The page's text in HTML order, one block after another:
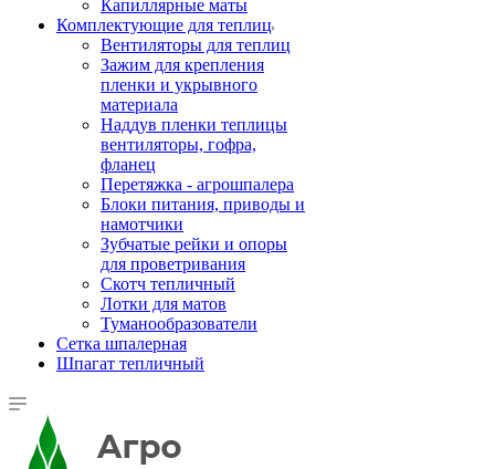
Капиллярные маты
Комплектующие для теплиц
Вентиляторы для теплиц
Зажим для крепления
пленки и укрывного
материала
Наддув пленки теплицы
вентиляторы, гофра,
фланец
Перетяжка - агрошпалера
Блоки питания, приводы и
намотчики
Зубчатые рейки и опоры
для проветривания
Скотч тепличный
Лотки для матов
Туманообразователи
Сетка шпалерная
Шпагат тепличный